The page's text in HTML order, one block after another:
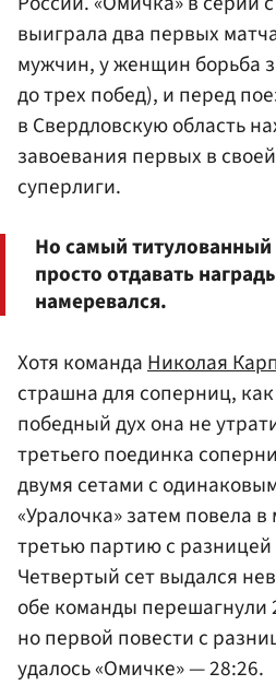
выиграла два первых
мужчин, у женщин борьба
до трех побед), и перед
в Свердловскую область
завоевания первых в
суперлиги.
Но самый
просто отдавать
намеревался.
Хотя командаНиколая
страшна для соперниц,
победный дух она не
третьего поединка
двумя сетами с
«Уралочка» затем повела
третью партию с разницей
Четвертый сет выдался
обе команды перешагнули
но первой повести с
удалось «Омичке» — 28:26.